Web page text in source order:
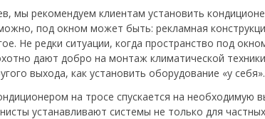
мы рекомендуем клиентам установить
под окном может быть: рекламная
Не редки ситуации, когда пространство под
дают добро на монтаж климатической
выхода, как установить оборудование «у себя».
на тросе спускается на необходимую
устанавливают системы не только для